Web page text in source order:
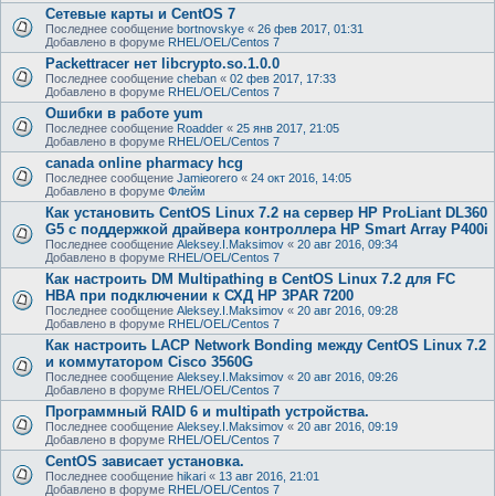
Сетевые карты и CentOS 7
Последнее сообщение bortnovskye « 26 фев 2017, 01:31
Добавлено в форуме RHEL/OEL/Centos 7
Packettracer нет libcrypto.so.1.0.0
Последнее сообщение cheban « 02 фев 2017, 17:33
Добавлено в форуме RHEL/OEL/Centos 7
Ошибки в работе yum
Последнее сообщение Roadder « 25 янв 2017, 21:05
Добавлено в форуме RHEL/OEL/Centos 7
canada online pharmacy hcg
Последнее сообщение Jamieorero « 24 окт 2016, 14:05
Добавлено в форуме Флейм
Как установить CentOS Linux 7.2 на сервер HP ProLiant DL360
G5 с поддержкой драйвера контроллера HP Smart Array P400i
Последнее сообщение Aleksey.I.Maksimov « 20 авг 2016, 09:34
Добавлено в форуме RHEL/OEL/Centos 7
Как настроить DM Multipathing в CentOS Linux 7.2 для FC
HBA при подключении к СХД HP 3PAR 7200
Последнее сообщение Aleksey.I.Maksimov « 20 авг 2016, 09:28
Добавлено в форуме RHEL/OEL/Centos 7
Как настроить LACP Network Bonding между CentOS Linux 7.2
и коммутатором Cisco 3560G
Последнее сообщение Aleksey.I.Maksimov « 20 авг 2016, 09:26
Добавлено в форуме RHEL/OEL/Centos 7
Программный RAID 6 и multipath устройства.
Последнее сообщение Aleksey.I.Maksimov « 20 авг 2016, 09:19
Добавлено в форуме RHEL/OEL/Centos 7
CentOS зависает установка.
Последнее сообщение hikari « 13 авг 2016, 21:01
Добавлено в форуме RHEL/OEL/Centos 7